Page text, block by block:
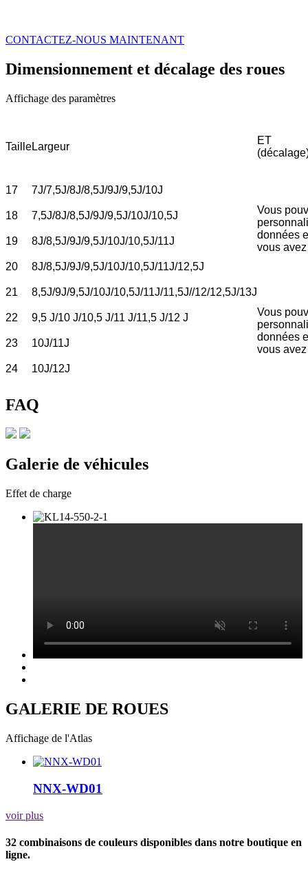
CONTACTEZ-NOUS MAINTENANT
Dimensionnement et décalage des roues
Affichage des paramètres
TailleLargeur
ET
17
7J/7,5J/8J/8,5J/9J/9,5J/10J
Vous
données
vous
18 7,5J/8J/8,5J/9J/9,5J/10J/10,5J
19 8J/8,5J/9J/9,5J/10J/10,5J/11J
20 8J/8,5J/9J/9,5J/10J/10,5J/11J/12,5J
21
8,5J/9J/9,5J/10J/10,5J/11J/11,5J//12/12,5J/13J
Vous
données
vous
22 9,5 J/10 J/10,5 J/11 J/11,5 J/12 J
23 10J/11J
24 10J/12J
FAQ
Galerie de véhicules
Effet de charge
GALERIE DE ROUES
Affichage de l'Atlas
NNX-WD01
voir plus
32 combinaisons de couleurs disponibles dans notre boutique en
ligne.